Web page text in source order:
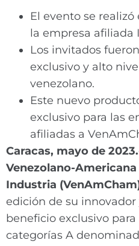
El evento se
la empresa afiliada
Los invitados
exclusivo y alto
venezolano.
Este nuevo
exclusivo para las
afiliadas a
Caracas, mayo de
Venezolano-
Industria
edición de su
beneficio exclusivo
categorías A